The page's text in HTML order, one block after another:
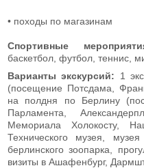
• походы по магазинам
Спортивные
баскетбол, футбол, теннис,
Варианты экскурсий:
1
(посещение Потсдама,
на полдня по Берлину
Парламента,
Мемориала Холокосту,
Технического музея,
берлинского зоопарка,
визиты в Ашафенбург,